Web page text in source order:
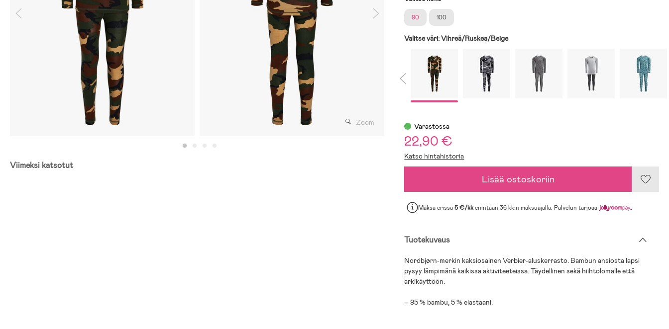
Zoom
Viimeksi katsotut
90 100
Valitse väri:Vihreä/Ruskea/Beige
Varastossa
22,90 €
Katso hintahistoria
Lisää ostoskoriin
Maksa erissä5 €/kkenintään 36 kk:n maksuajalla. Palvelun tarjoaa .
Tuotekuvaus
Nordbjørn-merkin kaksiosainen Verbier-aluskerrasto. Bambun ansiosta lapsi
pysyy lämpimänä kaikissa aktiviteeteissa. Täydellinen sekä hiihtolomalle että
arkikäyttöön.
– 95 % bambu, 5 % elastaani.